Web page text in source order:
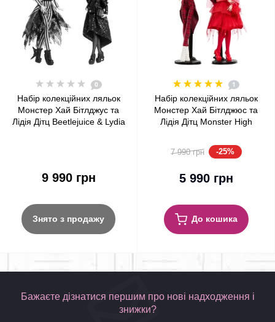
0
Набір колекційних ляльок
Монстер Хай Бітлджус та
Лідія Дітц Beetlejuice & Lydia
9 990 грн
Знято з продажу
1
Набір колекційних ляльок
Монстер Хай Бітлджюс та
Лідія Дітц Monster High
Deetz Mattel (HYV96)
7 990 грн -25%
5 990 грн
До кошика
Бажаєте дізнатися першим про нові надходження і
знижки?